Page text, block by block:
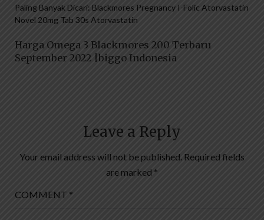
Paling Banyak Dicari: Blackmores Pregnancy I-Folic Atorvastatin
Novel 20mg Tab 30s Atorvastatin
Harga Omega 3 Blackmores 200 Terbaru
September 2022 |biggo Indonesia
Leave a Reply
Your email address will not be published. Required fields
are marked *
COMMENT *